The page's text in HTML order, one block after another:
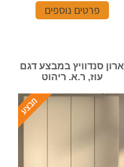
פרטים נוספים
ארון סנדוויץ במבצע דגם
עוז, ר.א. ריהוט